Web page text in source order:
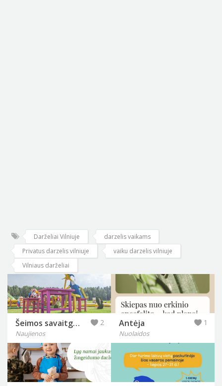
Darželiai Vilniuje
darzelis vaikams
Privatus darzelis vilniuje
vaiku darzelis vilniuje
Vilniaus darželiai
Šeimos savaitgalis Anykščiuose keičiasi: „Labi parkas“ pristato naujieną, kurios laukė lankytojai
Naujienos
2 Antėja
Nuolaidos
1